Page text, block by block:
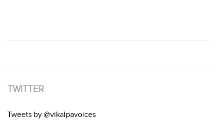
TWITTER
Tweets by @vikalpavoices